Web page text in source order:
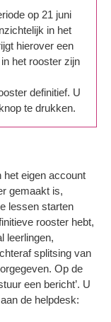
op 21 juni
in het
hierover een
het rooster zijn
definitief. U
te drukken.
het eigen account
gemaakt is,
lessen starten
rooster hebt,
leerlingen,
splitsing van
Op de
een bericht’. U
de helpdesk: